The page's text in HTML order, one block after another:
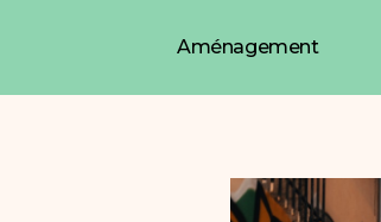
Aménagement